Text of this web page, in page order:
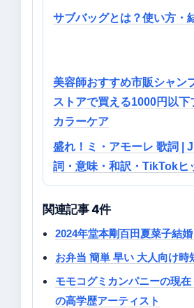
サブバッグとは？使い方・
美容師おすすめ市販シャン
ストアで買える1000円以下
カラーケア
盛れ！ミ・アモーレ 歌詞 |
詞・意味・和訳・TikTokヒ
関連記事 4件
2024年堂本剛百田夏菜子結
お弁当 簡単 早い 大人向け
モモコグミカンパニーの現
の高学歴アーティスト